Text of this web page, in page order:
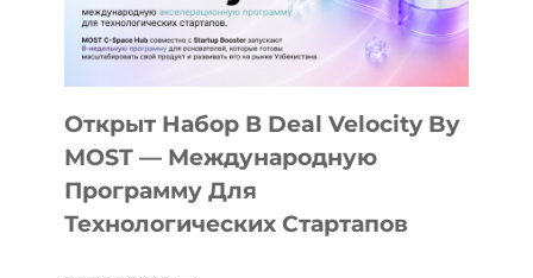
ДАЛ
30
ПОДРОСТКАМ
БИЛЕТ
В
ПРЕДПРИНИМАТЕЛЬСТВО
Открыт Набор В Deal Velocity By
MOST — Международную
Программу Для
Технологических Стартапов